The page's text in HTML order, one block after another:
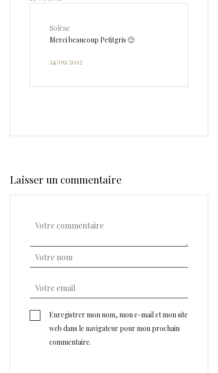
Solène
Merci beaucoup Petitgris 🙂
24/09/2012
Laisser un commentaire
Enregistrer mon nom, mon e-mail et mon site
web dans le navigateur pour mon prochain
commentaire.